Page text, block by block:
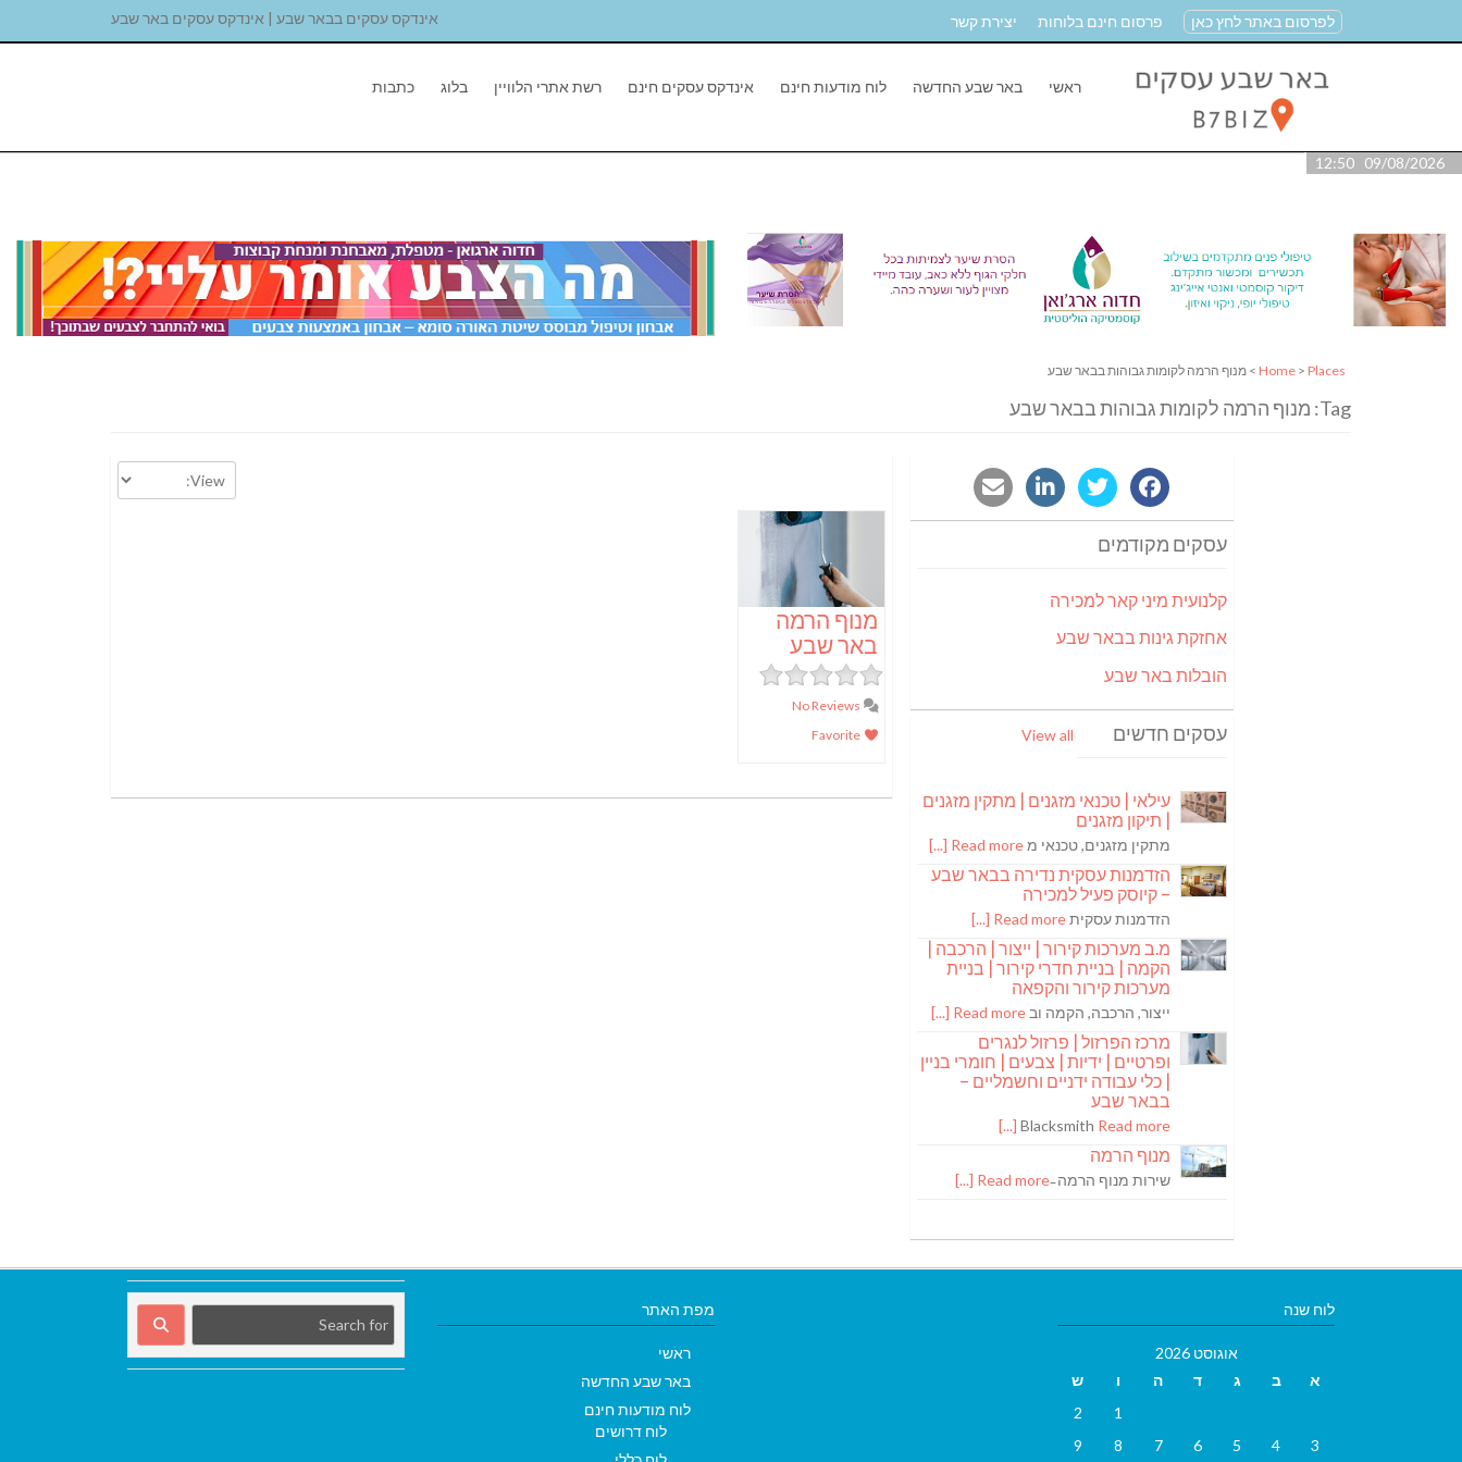
אינדקס עסקים בבאר שבע | אינדקס עסקים באר שבע לפרסום באתר לחץ כאן פרסום חינם בלוחות יצירת קשר
ראשי באר שבע החדשה לוח מודעות חינם אינדקס עסקים חינם רשת אתרי הלוויין בלוג כתבות
09/08/2026 12:50
Home > Places > מנוף הרמה לקומות גבוהות בבאר שבע
Tag: מנוף הרמה לקומות גבוהות בבאר שבע
מנוף הרמה
באר שבע
עסקים מקודמים
קלנועית מיני קאר למכירה
אחזקת גינות בבאר שבע
הובלות באר שבע
עסקים חדשים View all
עילאי | טכנאי מזגנים | מתקין מזגנים
| תיקון מזגנים
מתקין מזגנים, טכנאי מRead more [...]
הזדמנות עסקית נדירה בבאר שבע
– קיוסק פעיל למכירה
הזדמנות עסקיתRead more [...]
מ.ב מערכות קירור | ייצור | הרכבה |
הקמה | בניית חדרי קירור | בניית
מערכות קירור והקפאה
ייצור, הרכבה, הקמה וב Read more [...]
מרכז הפרזול | פרזול לנגרים
ופרטיים | ידיות | צבעים | חומרי בניין
| כלי עבודה ידניים וחשמליים –
בבאר שבע
Blacksmith Read more [...]
מנוף הרמה
שירות מנוף הרמה ̵Read more [...]
מפת האתר
ראשי
באר שבע החדשה
לוח מודעות חינם
לוח דרושים
לוח שנה
אוגוסט 2026
א
ב ג ד ה ו
ש
1
2
3
4
5
6
7
8
9